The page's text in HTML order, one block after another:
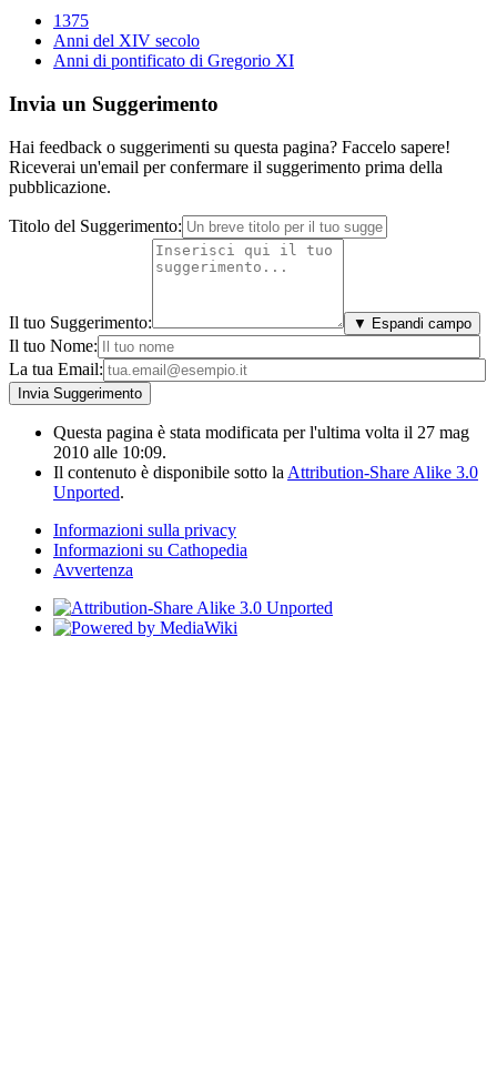
1375
Anni del XIV secolo
Anni di pontificato di Gregorio XI
Invia un Suggerimento
Hai feedback o suggerimenti su questa pagina? Faccelo sapere!
Riceverai un'email per confermare il suggerimento prima della
pubblicazione.
Titolo del Suggerimento:
Il tuo Suggerimento: ▼ Espandi campo
Il tuo Nome:
La tua Email:
Questa pagina è stata modificata per l'ultima volta il 27 mag
2010 alle 10:09.
Il contenuto è disponibile sotto la Attribution-Share Alike 3.0
Unported.
Informazioni sulla privacy
Informazioni su Cathopedia
Avvertenza